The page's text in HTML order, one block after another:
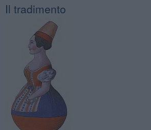
Il tradimento